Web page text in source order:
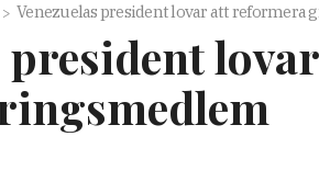
Venezuelas president lovar att reformera
president